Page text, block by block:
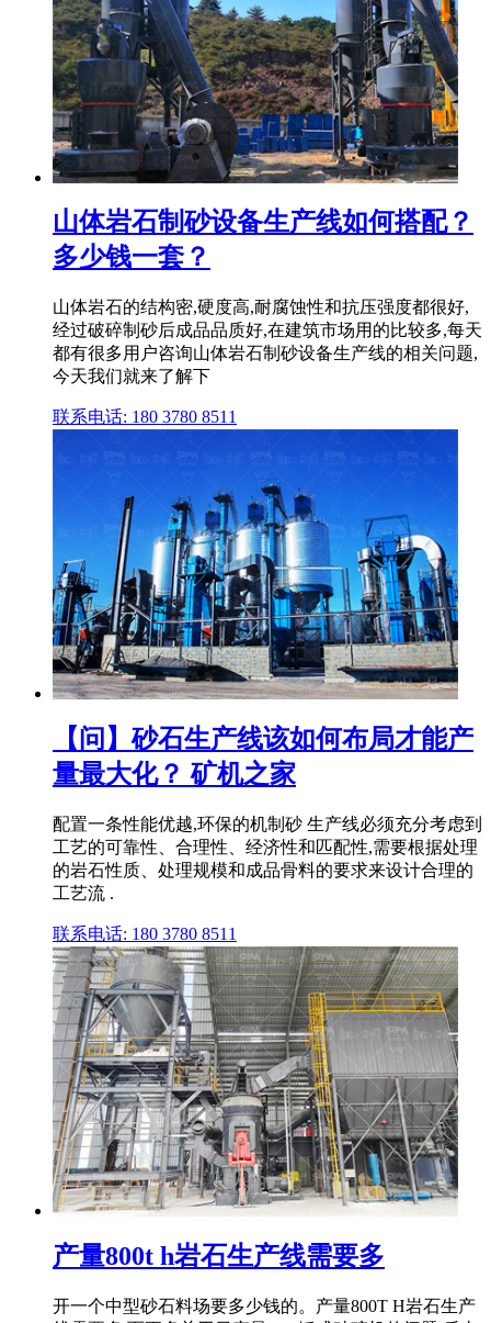
山体岩石制砂设备生产线如何搭配？
多少钱一套？
山体岩石的结构密,硬度高,耐腐蚀性和抗压强度都很好,
经过破碎制砂后成品品质好,在建筑市场用的比较多,每天
都有很多用户咨询山体岩石制砂设备生产线的相关问题,
今天我们就来了解下
联系电话: 180 3780 8511
【问】砂石生产线该如何布局才能产
量最大化？ 矿机之家
配置一条性能优越,环保的机制砂 生产线必须充分考虑到
工艺的可靠性、合理性、经济性和匹配性,需要根据处理
的岩石性质、处理规模和成品骨料的要求来设计合理的
工艺流 .
联系电话: 180 3780 8511
产量800t h岩石生产线需要多
开一个中型砂石料场要多少钱的。产量800T H岩石生产